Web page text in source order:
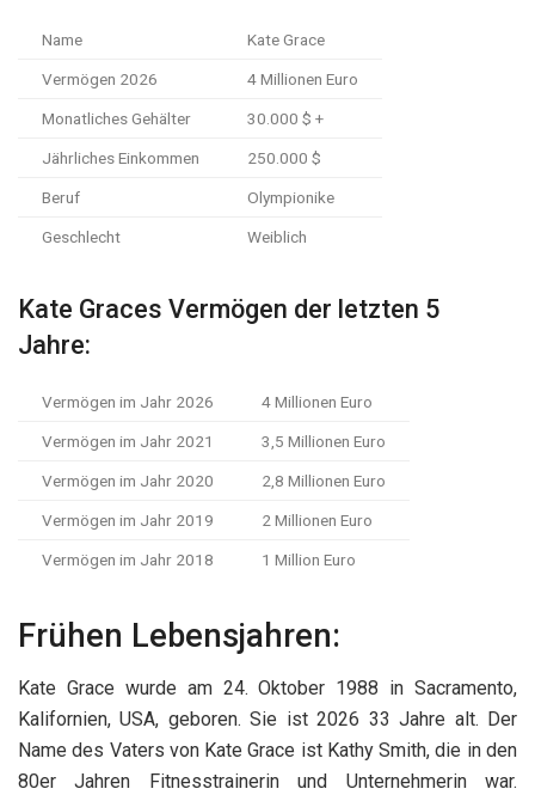
Name Kate Grace
Vermögen 2026 4 Millionen Euro
Monatliches Gehälter 30.000 $ +
Jährliches Einkommen 250.000 $
Beruf Olympionike
Geschlecht Weiblich
Kate Graces Vermögen der letzten 5
Jahre:
Vermögen im Jahr 2026 4 Millionen Euro
Vermögen im Jahr 2021 3,5 Millionen Euro
Vermögen im Jahr 2020 2,8 Millionen Euro
Vermögen im Jahr 2019 2 Millionen Euro
Vermögen im Jahr 2018 1 Million Euro
Frühen Lebensjahren:
Kate Grace wurde am 24. Oktober 1988 in Sacramento,
Kalifornien, USA, geboren. Sie ist 2026 33 Jahre alt. Der
Name des Vaters von Kate Grace ist Kathy Smith, die in den
80er Jahren Fitnesstrainerin und Unternehmerin war.